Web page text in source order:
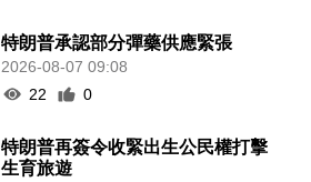
特朗普承認部分彈藥供應緊張
2026-08-07 09:08
22
0
特朗普再簽令收緊出生公民權打擊
生育旅遊